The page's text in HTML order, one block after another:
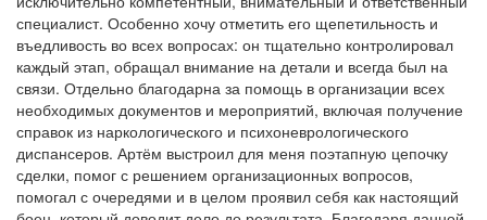
специалист. Особенно хочу отметить его щепетильность и
въедливость во всех вопросах: он тщательно контролировал
каждый этап, обращал внимание на детали и всегда был на
связи. Отдельно благодарна за помощь в организации всех
необходимых документов и мероприятий, включая получение
справок из наркологического и психоневрологического
диспансеров. Артём выстроил для меня поэтапную цепочку
сделки, помог с решением организационных вопросов,
помогал с очередями и в целом проявил себя как настоящий